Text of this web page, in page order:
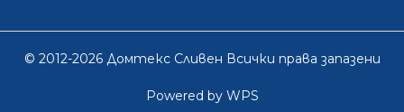
© 2012-2026 Домтекс Сливен Всички права запазени
Powered by WPS